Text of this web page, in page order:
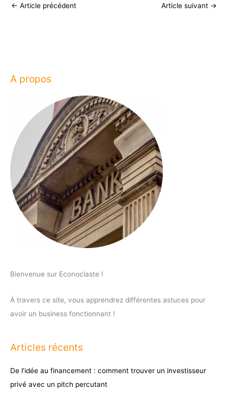
← Article précédent Article suivant →
A propos
Bienvenue sur Econoclaste !
À travers ce site, vous apprendrez différentes astuces pour
avoir un business fonctionnant !
Articles récents
De l’idée au financement : comment trouver un investisseur
privé avec un pitch percutant